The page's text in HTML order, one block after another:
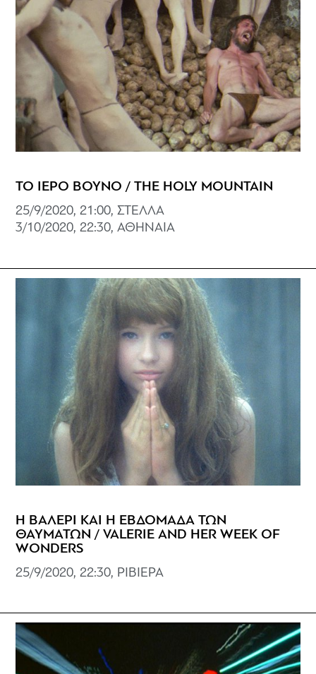
ΤΟ ΙΕΡΟ ΒΟΥΝΟ / THE HOLY MOUNTAIN
25/9/2020, 21:00, ΣΤΕΛΛΑ
3/10/2020, 22:30, ΑΘΗΝΑΙΑ
Η ΒΑΛΕΡΙ KAI H ΕΒΔΟΜΑΔΑ ΤΩΝ
ΘΑΥΜΑΤΩΝ / VALERIE AND HER WEEK OF
WONDERS
25/9/2020, 22:30, ΡΙΒΙΕΡΑ